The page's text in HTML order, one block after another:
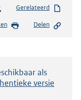
Gerelateerd
Delen
als
versie